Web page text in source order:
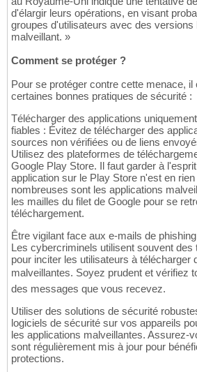
d'élargir leurs opérations, en visant
groupes d'utilisateurs avec des versions
malveillant. »
Comment se protéger ?
Pour se protéger contre cette menace,
certaines bonnes pratiques de sécurité :
Télécharger des applications
fiables : Évitez de télécharger des
sources non vérifiées ou de liens
Utilisez des plateformes de
Google Play Store. Il faut garder à
application sur le Play Store n'est en
nombreuses sont les applications
les mailles du filet de Google pour se
téléchargement.
Être vigilant face aux e-mails de
Les cybercriminels utilisent souvent des
pour inciter les utilisateurs à télécharger
malveillantes. Soyez prudent et vérifiez
des messages que vous recevez.
Utiliser des solutions de sécurité
logiciels de sécurité sur vos appareils
les applications malveillantes. Assurez-
sont régulièrement mis à jour pour
protections.